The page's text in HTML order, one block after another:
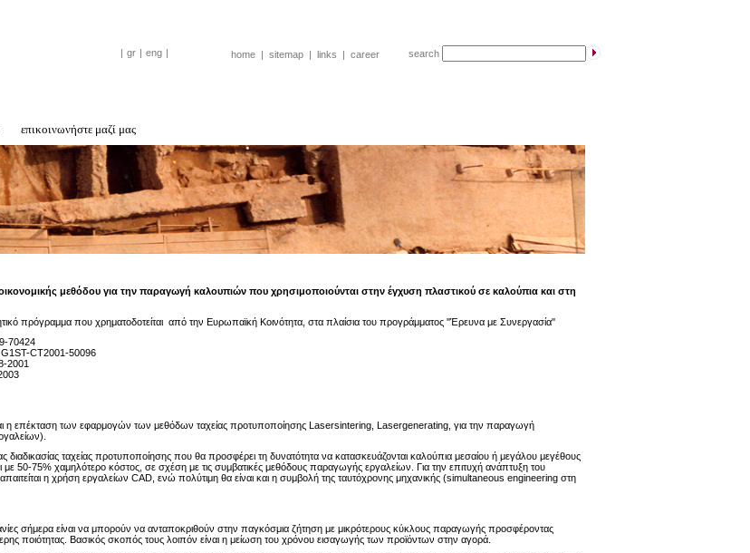
| gr | eng | home | sitemap | links | career search
επικοινωνήστε μαζί μας
μεθόδου για την παραγωγή καλουπιών που χρησιμοποιούνται στην έγχυση πλαστικού σε καλούπια και στη
πρόγραμμα που χρηματοδοτείται από την Ευρωπαϊκή Κοινότητα, στα πλαίσια του προγράμματος ''Έρευνα με Συνεργασία''
70424
G1ST-CT2001-50096
2001
η επέκταση των εφαρμογών των μεθόδων ταχείας προτυποποίησης Lasersintering, Lasergenerating, για την παραγωγή
διαδικασίας ταχείας προτυποποίησης που θα προσφέρει τη δυνατότητα να κατασκευάζονται καλούπια μεσαίου ή μεγάλου μεγέθους
με 50-75% χαμηλότερο κόστος, σε σχέση με τις συμβατικές μεθόδους παραγωγής εργαλείων. Για την επιτυχή ανάπτυξη του
η χρήση εργαλείων CAD, ενώ πολύτιμη θα είναι και η συμβολή της ταυτόχρονης μηχανικής (simultaneous engineering στη
σήμερα είναι να μπορούν να ανταποκριθούν στην παγκόσμια ζήτηση με μικρότερους κύκλους παραγωγής προσφέροντας
ποιότητας. Βασικός σκοπός τους λοιπόν είναι η μείωση του χρόνου εισαγωγής των προϊόντων στην αγορά.